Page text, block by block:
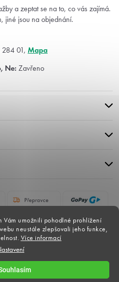
Vám umožnili pohodlné prohlížení
neustále zlepšovali jeho funkce,
Více informací
a zeptat se na to, co vás zajímá.
jiné jsou na objednání.
284 01, Mapa
Ne: Zavřeno
. Všechna práva vyhrazena.